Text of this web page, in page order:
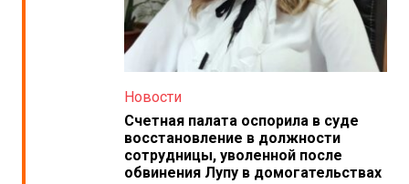
Новости
Счетная палата оспорила в суде
восстановление в должности
сотрудницы, уволенной после
обвинения Лупу в домогательствах